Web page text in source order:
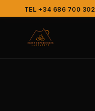
TEL +34 686 700 302